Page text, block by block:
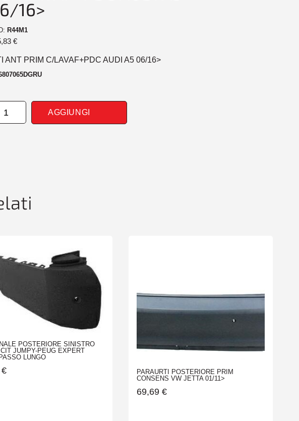
16>
R44M1
€
ANT PRIM C/LAVAF+PDC AUDI A5 06/16>
AGGIUNGI
POSTERIORE SINISTRO
JUMPY-PEUG EXPERT
LUNGO
€
PARAURTI POSTERIORE PRIM
CONSENS VW JETTA 01/11>
69,69 €